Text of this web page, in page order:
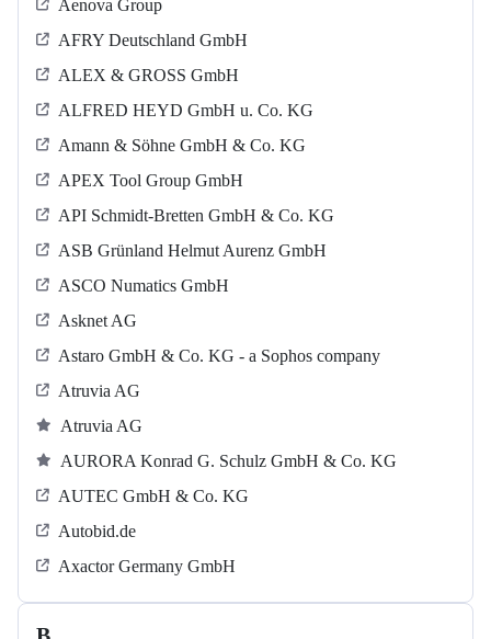
Aenova Group
AFRY Deutschland GmbH
ALEX & GROSS GmbH
ALFRED HEYD GmbH u. Co. KG
Amann & Söhne GmbH & Co. KG
APEX Tool Group GmbH
API Schmidt-Bretten GmbH & Co. KG
ASB Grün­land Helmut Au­renz GmbH
ASCO Numatics GmbH
Asknet AG
Astaro GmbH & Co. KG - a Sophos company
Atruvia AG
Atruvia AG
AURORA Konrad G. Schulz GmbH & Co. KG
AUTEC GmbH & Co. KG
Autobid.de
Axactor Germany GmbH